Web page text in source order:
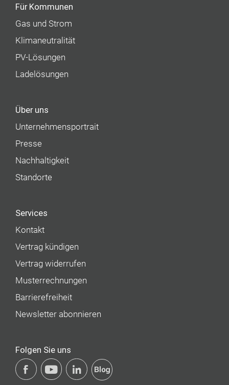
Für Kommunen
Gas und Strom
Klimaneutralität
PV-Lösungen
Ladelösungen
Über uns
Unternehmens­portrait
Presse
Nachhaltigkeit
Standorte
Services
Kontakt
Vertrag kündigen
Vertrag widerrufen
Musterrechnungen
Barrierefreiheit
Newsletter abonnieren
Folgen Sie uns